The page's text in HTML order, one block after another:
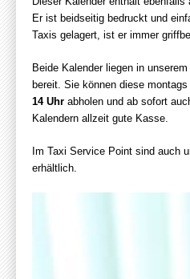
Er ist beidseitig bedruckt und
Taxis gelagert, ist er immer
Beide Kalender liegen in unserem
bereit. Sie können diese
14 Uhr abholen und ab sofort
Kalendern allzeit gute Kasse.
Im Taxi Service Point sind auch
erhältlich.